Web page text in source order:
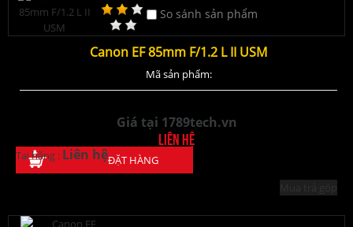
So sánh sản phẩm
Canon EF 85mm F/1.2 L II USM
Mã sản phẩm:
Giá tại 1789tech.vn
Liên hệ
Tại hãng : Liên hệĐẶT HÀNG